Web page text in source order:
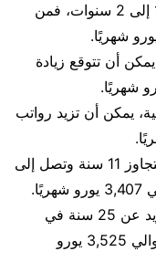
إذا كنت قد اكتسبت خبرة تتراوح من 1 إلى 2 سنوات، فمن
يمكن أن تتوقع زيادة
يمكن أن تزيد رواتب
للأشخاص ذوي الخبرة الطويلة والتي تتجاوز 11 سنة وتصل إلى
وبالنسبة لأولئك الذين يملكون خبرة تزيد عن 25 سنة في
المجال، يمكن أن تصل الرواتب إلى حوالي 3,525 يورو